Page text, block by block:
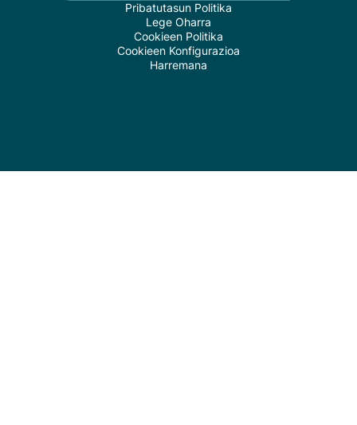
Pribatutasun Politika
Lege Oharra
Cookieen Politika
Cookieen Konfigurazioa
Harremana